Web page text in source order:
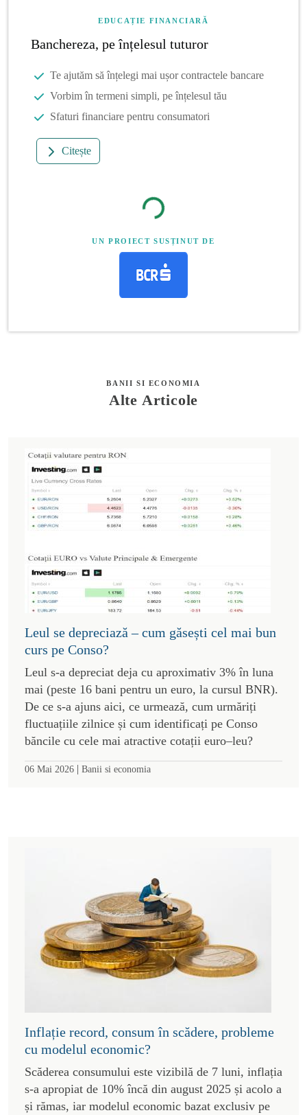
EDUCAȚIE FINANCIARĂ
Banchereza, pe înțelesul tuturor
Te ajutăm să înțelegi mai ușor contractele bancare
Vorbim în termeni simpli, pe înțelesul tău
Sfaturi financiare pentru consumatori
Citește
UN PROIECT SUSȚINUT DE
BANII SI ECONOMIA
Alte Articole
Leul se depreciază – cum găsești cel mai bun
curs pe Conso?
Leul s-a depreciat deja cu aproximativ 3% în luna
mai (peste 16 bani pentru un euro, la cursul BNR).
De ce s-a ajuns aici, ce urmează, cum urmăriți
fluctuațiile zilnice și cum identificați pe Conso
băncile cu cele mai atractive cotații euro–leu?
06 Mai 2026 | Banii si economia
Inflație record, consum în scădere, probleme
cu modelul economic?
Scăderea consumului este vizibilă de 7 luni, inflația
s-a apropiat de 10% încă din august 2025 și acolo a
și rămas, iar modelul economic bazat exclusiv pe